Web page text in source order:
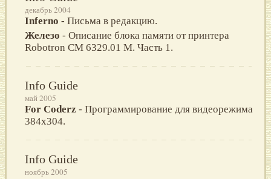
декабрь 2004
Inferno - Письма в редакцию.
Железо - Описание блока памяти от принтера
Robotron CM 6329.01 M. Часть 1.
Info Guide
май 2005
For Coderz - Программирование для видеорежима
384x304.
Info Guide
ноябрь 2005